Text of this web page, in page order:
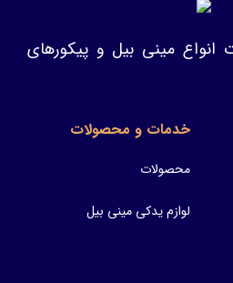
مینی بیل و پیکورهای
خدمات و محصولات
محصولات
لوازم یدکی مینی بیل